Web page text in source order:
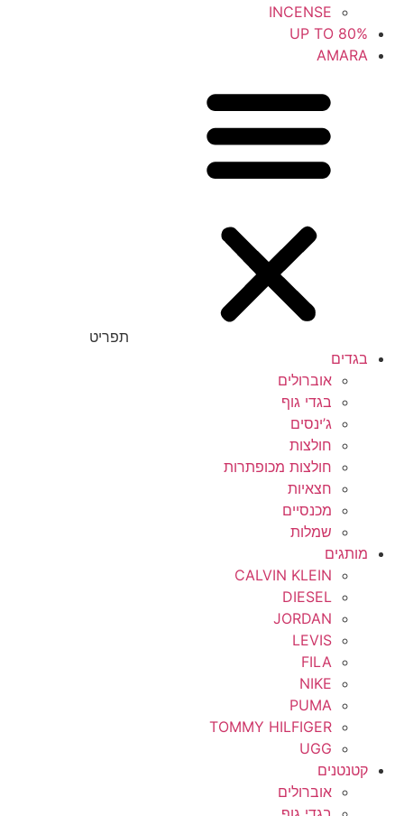
INCENSE
UP TO 80%
AMARA
תפריט
בגדים
אוברולים
בגדי גוף
ג’ינסים
חולצות
חולצות מכופתרות
חצאיות
מכנסיים
שמלות
מותגים
CALVIN KLEIN
DIESEL
JORDAN
LEVIS
FILA
NIKE
PUMA
TOMMY HILFIGER
UGG
קטנטנים
אוברולים